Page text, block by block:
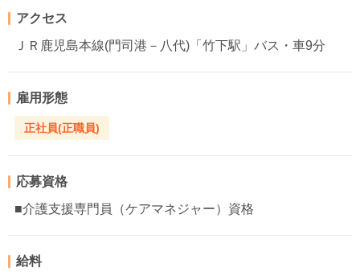
アクセス
ＪＲ鹿児島本線(門司港－八代)「竹下駅」バス・車9分
雇用形態
正社員(正職員)
応募資格
■介護支援専門員（ケアマネジャー）資格
給料